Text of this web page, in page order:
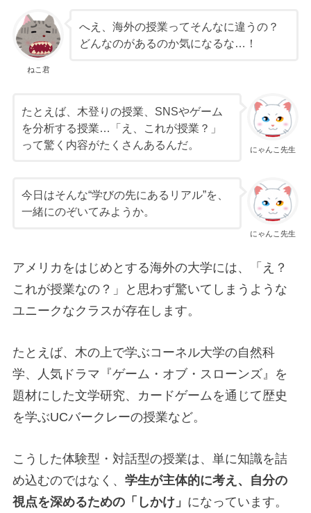
ねこ君
へえ、海外の授業ってそんなに違うの？
どんなのがあるのか気になるな…！
にゃんこ先生
たとえば、木登りの授業、SNSやゲーム
を分析する授業…「え、これが授業？」
って驚く内容がたくさんあるんだ。
にゃんこ先生
今日はそんな“学びの先にあるリアル”を、
一緒にのぞいてみようか。
アメリカをはじめとする海外の大学には、「え？
これが授業なの？」と思わず驚いてしまうような
ユニークなクラスが存在します。
たとえば、木の上で学ぶコーネル大学の自然科
学、人気ドラマ『ゲーム・オブ・スローンズ』を
題材にした文学研究、カードゲームを通じて歴史
を学ぶUCバークレーの授業など。
こうした体験型・対話型の授業は、単に知識を詰
め込むのではなく、 学生が主体的に考え、自分の
視点を深めるための「しかけ」 になっています。